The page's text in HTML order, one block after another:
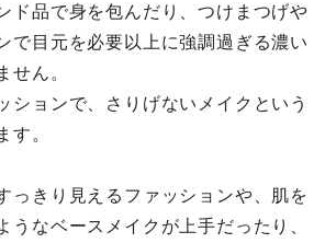
ド品で身を包んだり、つけまつげや
で目元を必要以上に強調過ぎる濃い
せん。
ションで、さりげないメイクという
す。
っきり見えるファッションや、肌を
うなベースメイクが上手だったり、